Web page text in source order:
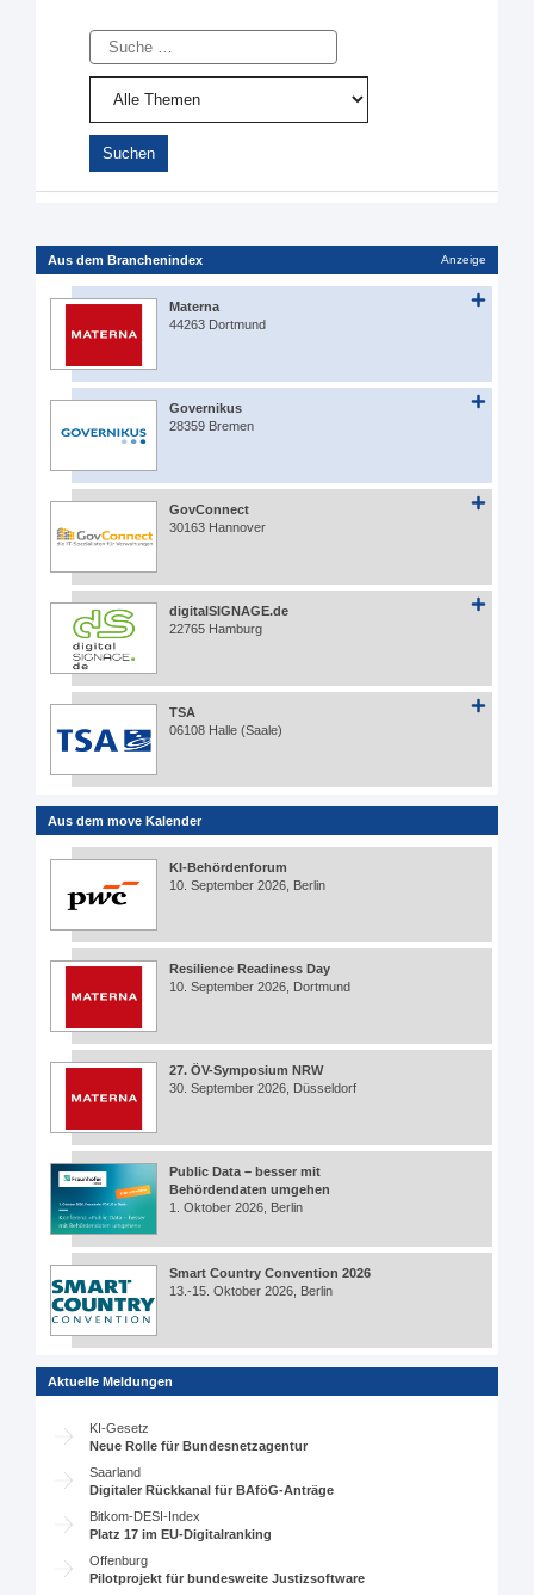
Suche
Aus dem Branchenindex Anzeige
Materna
44263 Dortmund
Governikus
28359 Bremen
GovConnect
30163 Hannover
digitalSIGNAGE.de
22765 Hamburg
TSA
06108 Halle (Saale)
Aus dem move Kalender
KI-Behördenforum
10. September 2026, Berlin
Resilience Readiness Day
10. September 2026, Dortmund
27. ÖV-Symposium NRW
30. September 2026, Düsseldorf
Public Data – besser mit
Behördendaten umgehen
1. Oktober 2026, Berlin
Smart Country Convention 2026
13.-15. Oktober 2026, Berlin
Aktuelle Meldungen
KI-Gesetz
Neue Rolle für Bundesnetzagentur
Saarland
Digitaler Rückkanal für BAföG-Anträge
Bitkom-DESI-Index
Platz 17 im EU-Digitalranking
Offenburg
Pilotprojekt für bundesweite Justizsoftware